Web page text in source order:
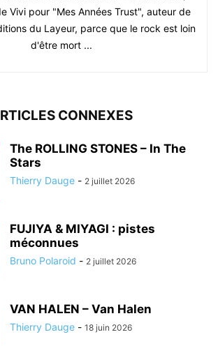
Vivi pour "Mes Années Trust", auteur de
du Layeur, parce que le rock est loin
d'être mort ...
CONNEXES
The ROLLING STONES – In The
Stars
Thierry Dauge - 2 juillet 2026
FUJIYA & MIYAGI : pistes
méconnues
Bruno Polaroid - 2 juillet 2026
VAN HALEN – Van Halen
Thierry Dauge - 18 juin 2026